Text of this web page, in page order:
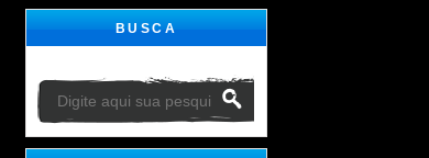
BUSCA